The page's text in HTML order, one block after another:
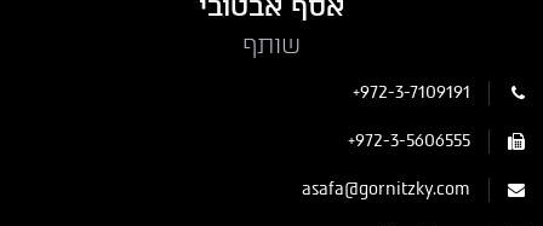
אסף אבטובי
שותף
+972-3-7109191
+972-3-5606555
asafa@gornitzky.com